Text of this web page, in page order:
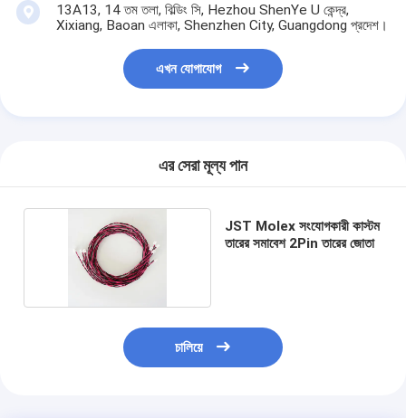
13A13, 14 তম তলা, বিল্ডিং সি, Hezhou ShenYe U কেন্দ্র,
Xixiang, Baoan এলাকা, Shenzhen City, Guangdong প্রদেশ।
এখন যোগাযোগ
এর সেরা মূল্য পান
JST Molex সংযোগকারী কাস্টম
তারের সমাবেশ 2Pin তারের জোতা
চালিয়ে